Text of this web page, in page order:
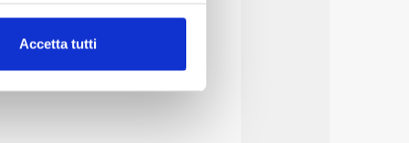
(impronte
Accetta tutti